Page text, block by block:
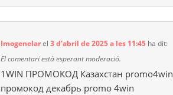
Imogenelarel3 d'abril de 2025 a les 11:45 ha dit:
El comentari està esperant moderació.
1WIN ПРОМОКОД Казахстан
промокод декабрь promo 4win